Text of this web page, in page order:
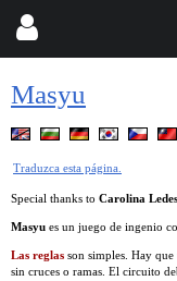
Masyu
Traduzca esta página.
Special thanks to Carolina
Masyu es un juego de ingenio
Las reglas son simples. Hay
sin cruces o ramas. El circuito